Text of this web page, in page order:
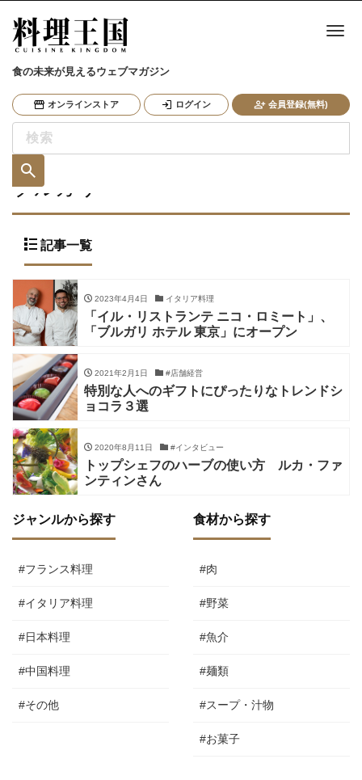
食の未来が見えるウェブマガジン
オンラインストア ログイン 会員登録(無料)
ナ
ブルガリ
記事一覧
2023年4月4日 イタリア料理
「イル・リストランテ ニコ・ロミート」、
「ブルガリ ホテル 東京」にオープン
2021年2月1日 #店舗経営
特別な人へのギフトにぴったりなトレンドシ
ョコラ３選
2020年8月11日 #インタビュー
トップシェフのハーブの使い方 ルカ・ファ
ンティンさん
ジャンルから探す
#フランス料理
#イタリア料理
#日本料理
#中国料理
#その他
食材から探す
#肉
#野菜
#魚介
#麺類
#スープ・汁物
#お菓子